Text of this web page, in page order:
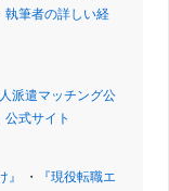
執筆者の詳しい経
派遣マッチング公
式サイト
・
『現役転職エ